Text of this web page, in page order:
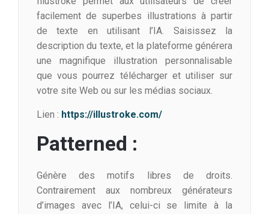
facilement de superbes illustrations à partir
de texte en utilisant l’IA. Saisissez la
description du texte, et la plateforme générera
une magnifique illustration personnalisable
que vous pourrez télécharger et utiliser sur
votre site Web ou sur les médias sociaux.
Lien : https://illustroke.com/
Patterned :
Génère des motifs libres de droits.
Contrairement aux nombreux générateurs
d’images avec l’IA, celui-ci se limite à la